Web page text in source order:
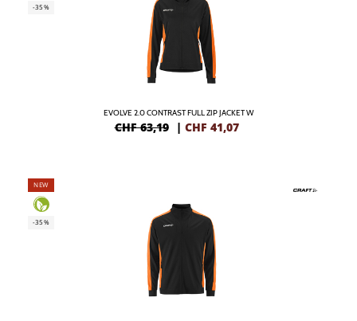
-35%
EVOLVE 2.0 CONTRAST FULL ZIP JACKET W
CHF 63,19 | CHF 41,07
NEW
-35%